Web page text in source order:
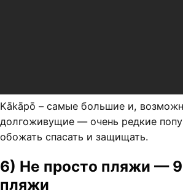
Kākāpō – самые большие и,
долгоживущие — очень редкие
обожать спасать и защищать.
6) Не просто пляжи —
пляжи